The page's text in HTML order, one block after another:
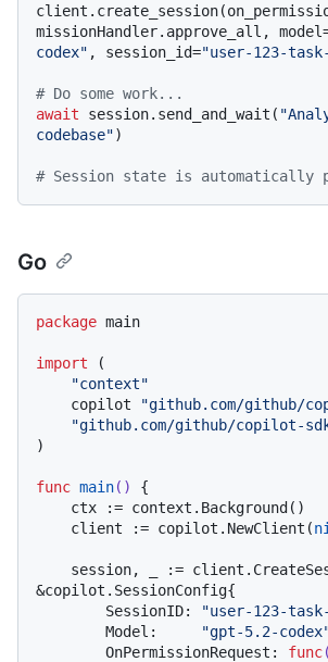
missionHandler.approve_all,
codex" , session_id="user-123-
# Do some work...
await session.send_and_wait(
codebase")
# Session state is automatically
Go
package main
import (
"context"
    copilot
"github.com/github/
"github.com/github/copilot-
)
func main()
{
    client := copilot.NewClient(
&copilot.SessionConfig{
        SessionID:
"user-123-
        Model:
"gpt-5.2-
        OnPermissionRequest:
func